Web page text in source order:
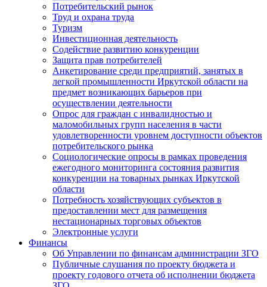
Потребительский рынок
Труд и охрана труда
Туризм
Инвестиционная деятельность
Содействие развитию конкуренции
Защита прав потребителей
Анкетирование среди предприятий, занятых в
легкой промышленности Иркутской области на
предмет возникающих барьеров при
осуществлении деятельности
Опрос для граждан с инвалидностью и
маломобильных групп населения в части
удовлетворенности уровнем доступности объектов
потребительского рынка
Социологические опросы в рамках проведения
ежегодного мониторинга состояния развития
конкуренции на товарных рынках Иркутской
области
Потребность хозяйствующих субъектов в
предоставлении мест для размещения
нестационарных торговых объектов
Электронные услуги
Финансы
Об Управлении по финансам администрации ЗГО
Публичные слушания по проекту бюджета и
проекту годового отчета об исполнении бюджета